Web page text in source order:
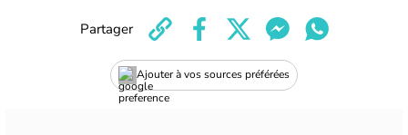
Ajouter à vos sources préférées
Partager